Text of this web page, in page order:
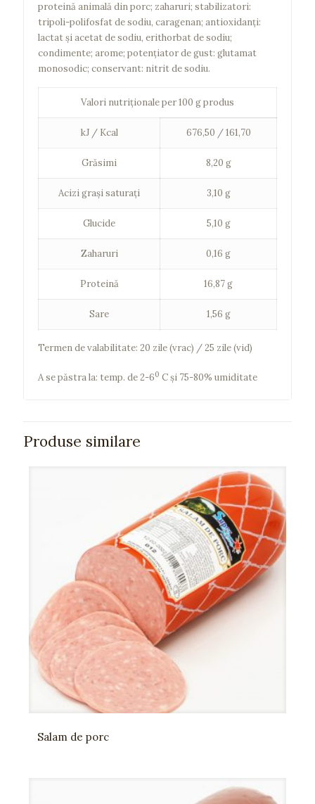
proteină animală din porc; zaharuri; stabilizatori:
tripoli-polifosfat de sodiu, caragenan; antioxidanţi:
lactat şi acetat de sodiu, erithorbat de sodiu;
condimente; arome; potenţiator de gust: glutamat
monosodic; conservant: nitrit de sodiu.
Valori nutriționale per 100 g produs
kJ / Kcal 676,50 / 161,70
Grăsimi 8,20 g
Acizi grași saturați 3,10 g
Glucide 5,10 g
Zaharuri 0,16 g
Proteină 16,87 g
Sare 1,56 g
Termen de valabilitate: 20 zile (vrac) / 25 zile (vid)
A se păstra la: temp. de 2-60 C şi 75-80% umiditate
Produse similare
Salam de porc